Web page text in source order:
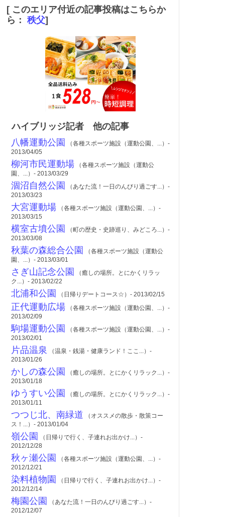
[ このエリア付近の記事投稿はこちらか
ら： 秩父]
ハイブリッジ記者 他の記事
八幡運動公園
（各種スポーツ施設（運動公園、...）-
2013/04/05
柳河市民運動場 （各種スポーツ施設（運動公
園、...）- 2013/03/29
涸沼自然公園
（あなた流！一日のんびり過ごす...）-
2013/03/23
大宮運動場 （各種スポーツ施設（運動公園、...）-
2013/03/15
横室古墳公園
（町の歴史・史跡巡り、みどころ...）-
2013/03/08
秋葉の森総合公園
（各種スポーツ施設（運動公
園、...）- 2013/03/01
さぎ山記念公園
（癒しの場所。とにかくリラッ
ク...）- 2013/02/22
北浦和公園 （日帰りデートコース☆）- 2013/02/15
正代運動広場 （各種スポーツ施設（運動公園、...）-
2013/02/09
駒場運動公園
（各種スポーツ施設（運動公園、...）-
2013/02/01
片品温泉
（温泉・銭湯・健康ランド！ここ...）-
2013/01/26
かしの森公園
（癒しの場所。とにかくリラック...）-
2013/01/18
ゆうすい公園
（癒しの場所。とにかくリラック...）-
2013/01/11
つつじ北、南緑道 （オススメの散歩・散策コー
ス！...）- 2013/01/04
嶺公園
（日帰りで行く、子連れお出かけ...）-
2012/12/28
秋ヶ瀬公園
（各種スポーツ施設（運動公園、...）-
2012/12/21
染料植物園
（日帰りで行く、子連れお出かけ...）-
2012/12/14
梅園公園
（あなた流！一日のんびり過ごす...）-
2012/12/07